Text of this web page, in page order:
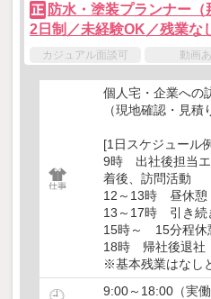
正 防水・塗装プランナー
2日制／未経験OK／残業な
カジュアル面談可 動画
個人宅・企業への
（現地確認・見積
[1日スケジュール
9時 出社後担当エ
着後、訪問活動
12～13時 昼休憩
13～17時 引き続
15時～ 15分程休
18時 帰社後退社
※基本残業はなし
9:00～18:00（実働